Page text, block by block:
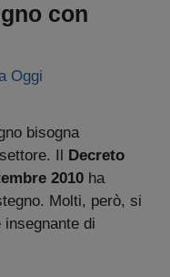
con
Oggi
bisogna
Il Decreto
2010 ha
Molti, però, si
di